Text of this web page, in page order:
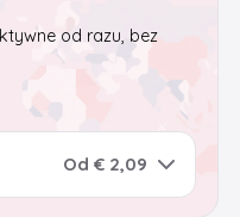
od razu, bez
Od € 2,09